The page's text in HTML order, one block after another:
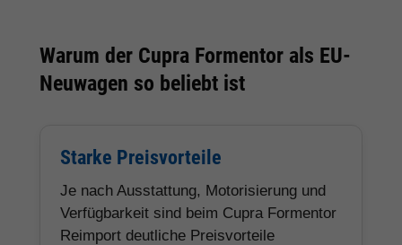
Warum der Cupra Formentor als EU-
Neuwagen so beliebt ist
Starke Preisvorteile
Je nach Ausstattung, Motorisierung und
Verfügbarkeit sind beim Cupra Formentor
Reimport deutliche Preisvorteile